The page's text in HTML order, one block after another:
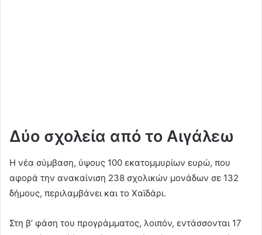
Δύο σχολεία από το Αιγάλεω
Η νέα σύμβαση, ύψους 100 εκατομμυρίων ευρώ, που
αφορά την ανακαίνιση 238 σχολικών μονάδων σε 132
δήμους, περιλαμβάνει και το Χαϊδάρι.
Στη β’ φάση του προγράμματος, λοιπόν, εντάσσονται 17